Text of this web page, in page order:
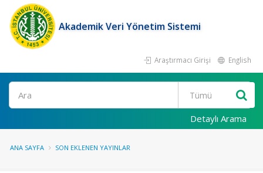
Akademik Veri Yönetim Sistemi
Araştırmacı Girişi English
Ara
Detaylı Arama
ANA SAYFA SON EKLENEN YAYINLAR